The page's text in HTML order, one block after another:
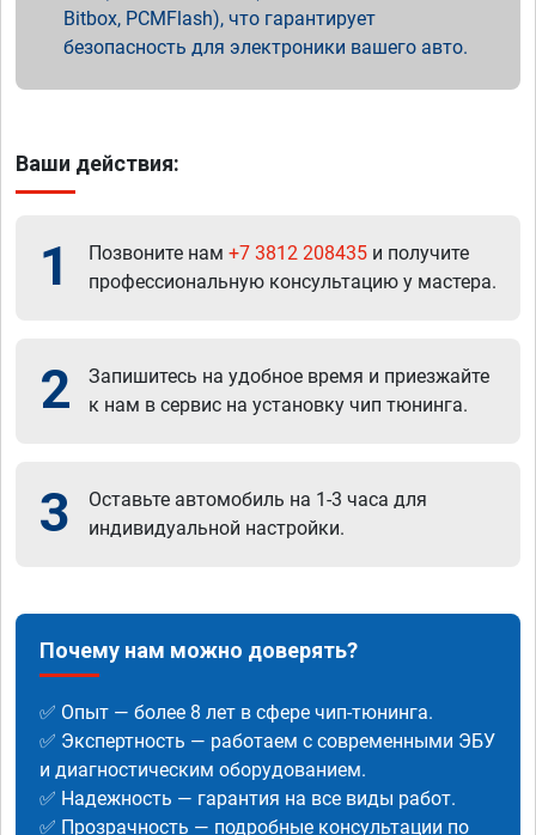
Bitbox, PCMFlash), что гарантирует
безопасность для электроники вашего авто.
Ваши действия:
1 Позвоните нам +7 3812 208435 и получите
профессиональную консультацию у мастера.
2
Запишитесь на удобное время и приезжайте
к нам в сервис на установку чип тюнинга.
3
Оставьте автомобиль на 1-3 часа для
индивидуальной настройки.
Почему нам можно доверять?
✅ Опыт — более 8 лет в сфере чип-тюнинга.
✅ Экспертность — работаем с современными ЭБУ
и диагностическим оборудованием.
✅ Надежность — гарантия на все виды работ.
✅ Прозрачность — подробные консультации по